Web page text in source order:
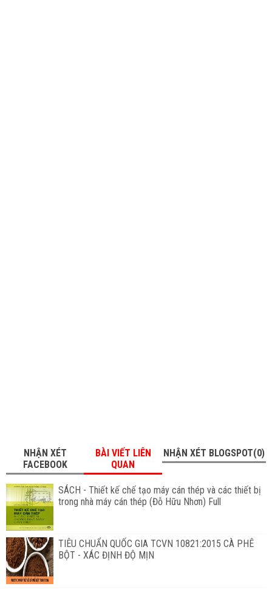
NHẬN XÉT
FACEBOOK
BÀI VIẾT LIÊN
QUAN
NHẬN XÉT BLOGSPOT(0)
SÁCH - Thiết kế chế tạo máy cán thép và các thiết bị
trong nhà máy cán thép (Đỗ Hữu Nhơn) Full
TIÊU CHUẨN QUỐC GIA TCVN 10821:2015 CÀ PHÊ
BỘT - XÁC ĐỊNH ĐỘ MỊN